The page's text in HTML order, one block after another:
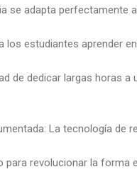
se adapta perfectamente
los estudiantes aprender
de dedicar largas horas a
La tecnología de
para revolucionar la forma